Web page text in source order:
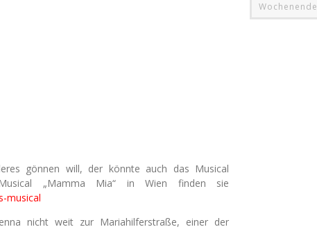
gönnen will, der könnte auch das Musical
„Mamma Mia“ in Wien finden sie
musical
nicht weit zur Mariahilferstraße, einer der
Wochenende